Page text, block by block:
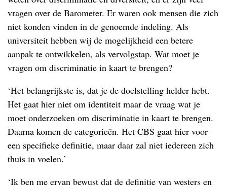
vragen over de Barometer. Er waren ook mensen die zich
niet konden vinden in de genoemde indeling. Als
universiteit hebben wij de mogelijkheid een betere
aanpak te ontwikkelen, als vervolgstap. Wat moet je
vragen om discriminatie in kaart te brengen?
‘Het belangrijkste is, dat je de doelstelling helder hebt.
Het gaat hier niet om identiteit maar de vraag wat je
moet onderzoeken om discriminatie in kaart te brengen.
Daarna komen de categorieën. Het CBS gaat hier voor
een specifieke definitie, maar daar zal niet iedereen zich
thuis in voelen.’
‘Ik ben me ervan bewust dat de definitie van westers en